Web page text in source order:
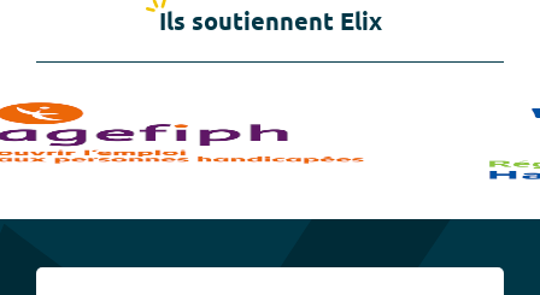
Ils soutiennent Elix